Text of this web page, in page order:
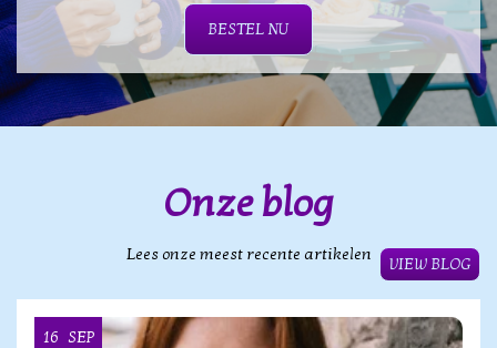
BESTEL NU
Onze blog
Lees onze meest recente artikelen
VIEW BLOG
16 SEP